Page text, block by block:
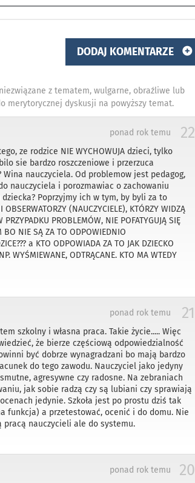
DODAJ KOMENTARZE
z tematem, wulgarne, obraźliwe lub
merytorycznej dyskusji na powyższy temat.
22
ponad rok temu
ze rodzice NIE WYCHOWUJA dzieci, tylko
sie bardzo roszczeniowe i przerzuca
nauczyciela. Od problemow jest pedagog,
nauczyciela i porozmawiac o zachowaniu
Poprzyjmy ich w tym, by byli za to
(NAUCZYCIELE), KTÓRZY WIDZĄ
PRZYPADKU PROBLEMÓW, NIE POFATYGUJĄ SIĘ
BO NIE SĄ ZA TO ODPOWIEDNIO
a KTO ODPOWIADA ZA TO JAK DZIECKO
WYŚMIEWANE, ODTRĄCANE. KTO MA WTEDY
21
ponad rok temu
szkolny i własna praca. Takie życie..... Więc
że bierze częściową odpowiedzialność
być dobrze wynagradzani bo mają bardzo
do tego zawodu. Nauczyciel jako jedyny
agresywne czy radosne. Na zebraniach
jak sobie radzą czy są lubiani czy sprawiają
jedynie. Szkoła jest po prostu dziś tak
funkcja) a przetestować, ocenić i do domu. Nie
nauczycieli ale do systemu.
20
ponad rok temu